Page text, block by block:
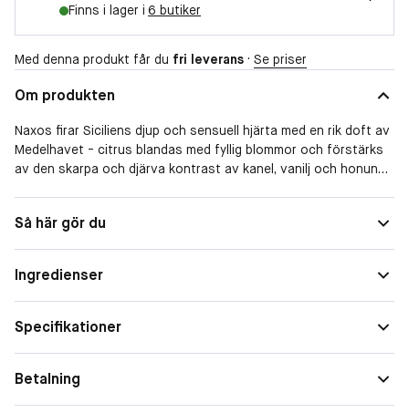
Finns i lager i 6 butiker
Med denna produkt får du fri leverans · Se priser
Om produkten
Naxos firar Siciliens djup och sensuell hjärta med en rik doft av
Medelhavet - citrus blandas med fyllig blommor och förstärks
av den skarpa och djärva kontrast av kanel, vanilj och honung.
Hjärtnoter: Jasmin Sambac, Kanel, Honung, Kashmirträ
Basnoter: Tobak, Tonkaböna, Vanilj
Så här gör du
Ingredienser
Specifikationer
Betalning